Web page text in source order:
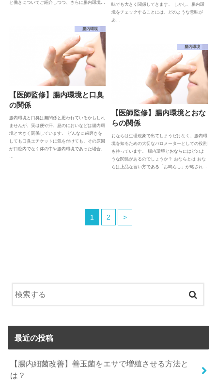
と働きについてご紹介しつつ、さらに腸内環境…
味でも大きく関係してきます。 しかし、腸内環
境をチェックすることには、どのような意味が
あ…
腸内環境
【医師監修】腸内環境と口臭
の関係
腸内環境と口臭は無関係と思われているかもしれ
ませんが、実は便や汗、息のにおいなどは腸内環
境と大きく関係しています。 どんなに歯磨きを
しても口臭エチケットに気を付けても、その原因
が口腔内でなく体の中や腸内環境であった場合、
…
腸内環境
【医師監修】腸内環境とおな
らの関係
おならは生理現象で出てしまうだけなく、腸内環
境を知るための大切なバロメーターとしての役割
も持っています。 腸内環境とおならにはどのよ
うな関係があるのでしょうか？ おならとは おな
らは上品な言い方である「お鳴らし」が略され…
1 2 >
最近の投稿
【腸内細菌改善】善玉菌をエサで増殖させる方法と
は？